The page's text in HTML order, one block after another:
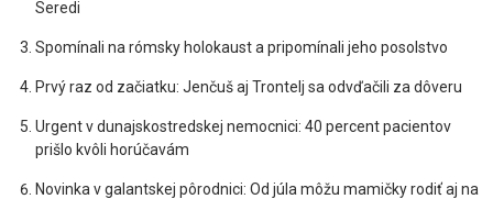
Seredi
Spomínali na rómsky holokaust a pripomínali jeho posolstvo
Prvý raz od začiatku: Jenčuš aj Trontelj sa odvďačili za dôveru
Urgent v dunajskostredskej nemocnici: 40 percent pacientov
prišlo kvôli horúčavám
Novinka v galantskej pôrodnici: Od júla môžu mamičky rodiť aj na